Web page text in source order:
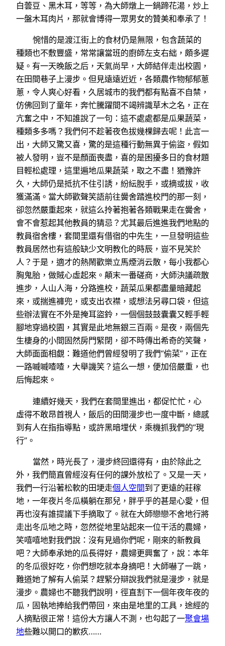
白蕓豆、黑木耳，等等，為大師燉上一鍋蹄花湯，炒上
一盤木耳肉片，那就會博得一眾男女的贊美和奉承了！
惋惜的是渡江街上的食材仍是無限，包含蔬菜的
種類也不敷豐盛，常常讓當班的廚師左支右絀，頗多遲
疑。有一天晚飯之后，天氣尚早，大師結伴走出校園，
在田間巷子上漫步。但見遠遠近近，各類農作物郁郁蔥
蔥，令人爽心好看，久居城市的我們都有點喜不自禁，
仿佛回到了童年，奔忙騰躍間不竭辨識草木之名，正在
亢奮之中，不知誰說了一句：這不處處都是瓜果蔬菜，
種類多多嗎？我們何不趁著夜色拔幾棵歸去呢！此言一
出，大師又驚又喜，驚的是這種行動無異于偷盜，假如
被人發明，豈不是顏面喪盡，喜的是困擾多日的食材題
目輕松處理，這里遍地瓜果蔬菜，取之不盡！猶豫許
久，大師仍是抵抗不住引誘，紛紜脫手，或摘或拔，收
獲滿滿。當大師歡聲笑語前往黌舍踏進校門的那一刻，
卻忽然嚴重起來，就這么拎著抱著各類戰果走在黌舍，
會不會惹起其他教員的猜忌？尤其最后進進我們地點的
教員宿舍樓，套間里還有借宿的中先生，一旦發明這些
教員居然也有這般缺少文明教化的時辰，豈不見笑於
人？于是，適才的熱鬧歡樂立馬煙消云散，每小我都心
胸鬼胎，做賊心虛起來。顛末一番磋商，大師決議疏散
進步，人山人海，分路進校，蔬菜瓜果都盡量暗藏起
來，或揣進褲兜，或支出衣襟，或想法另尋口袋，但這
些辦法實在不外是掩耳盜鈴，一個個鼓鼓囊囊又輕手輕
腳地穿過校園，其實是此地無銀三百兩。是夜，兩個先
生棲身的小間固然房門緊閉，卻不時傳出希奇的笑聲，
大師面面相覷：難道他們曾經發明了我們“偷菜”，正在
一路嘁嘁喳喳，大舉譏笑？這么一想，便加倍嚴重，也
后悔起來。
連續好幾天，我們在套間里進出，都促忙忙，心
虛得不敢昂首視人，飯后的田間漫步也一度中斷，總感
到有人在指指導點，或許黑暗埋伏，乘機抓我們的“現
行”。
當然，時光長了，漫步終回還得有，由於除此之
外，我們簡直曾經沒有任何的課外放松了。又是一天，
我們一行沿著松軟的田埂走個人空間到了更遠的莊稼
地，一年夜片冬瓜橫躺在那兒，胖乎乎的甚是心愛，但
再也沒有誰提議下手摘取了。就在大師戀戀不舍地行將
走出冬瓜地之時，忽然從地里站起來一位干活的農婦，
笑嘻嘻地對我們說：沒有見過你們呢，剛來的新教員
吧？大師奉承她的瓜長得好，農婦更興奮了，說：本年
的冬瓜很好吃，你們想吃就本身摘吧！大師嚇了一跳，
難道她了解有人偷菜？趕緊分辯說我們就是漫步，就是
漫步。農婦也不聽我們說明，徑直割下一個年夜年夜的
瓜，固執地捧給我們帶回，來由是地里的工具，途經的
人摘點很正常！這份大方讓人不測，也勾起了一聚會場
地些難以開口的歉疚……